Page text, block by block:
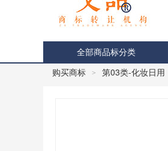
全部商品标分类
购买商标 > 第03类-化妆日用